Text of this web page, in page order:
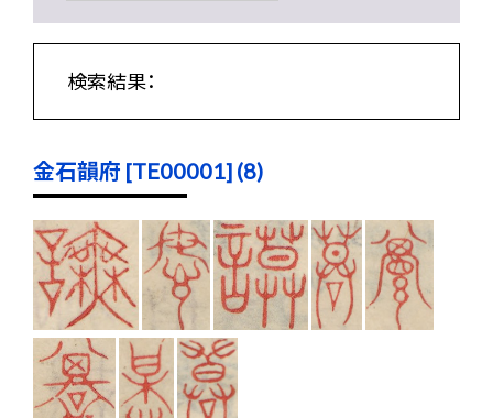
検索結果：
金石韻府 [TE00001] (8)